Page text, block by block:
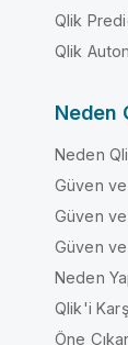
Qlik
Qlik
Neden
Neden
Güven
Güven
Güven
Neden
Qlik'i
Öne